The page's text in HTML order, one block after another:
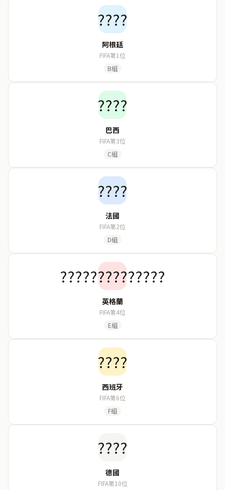
????
阿根廷
FIFA第1位
B組
????
巴西
FIFA第3位
C組
????
法國
FIFA第2位
D組
??????????????
英格蘭
FIFA第4位
E組
????
西班牙
FIFA第6位
F組
????
德國
FIFA第10位